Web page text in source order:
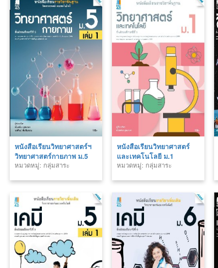
หนังสือเรียนวิทยาศาสตร์ฯ
วิทยาศาสตร์กายภาพ ม.5
เล่ม 1 (หลักสูตร 60)
หมวดหมู่: กลุ่มสาระ
หนังสือเรียนวิทยาศาสตร์
และเทคโนโลยี ม.1
(หลักสูตร 60)
หมวดหมู่: กลุ่มสาระ